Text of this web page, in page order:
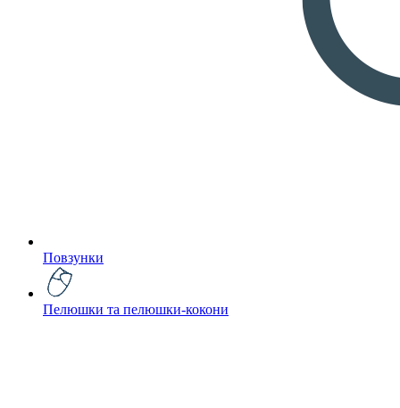
Повзунки
Пелюшки та пелюшки-кокони